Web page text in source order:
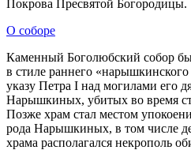
Покрова Пресвятой Богородицы.
О соборе
Каменный Боголюбский собор
в стиле раннего
указу Петра I над могилами его
Нарышкиных, убитых во время
Позже храм стал местом
рода Нарышкиных, в том числе
храма располагался некрополь